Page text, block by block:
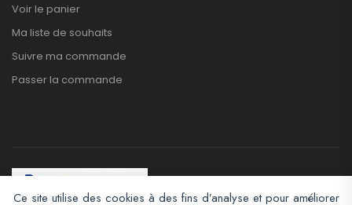
Ce site utilise des cookies à des fins d’analyse et pour améliorer
Voir le panier
Ma liste de souhaits
Suivre ma commande
Passer la commande